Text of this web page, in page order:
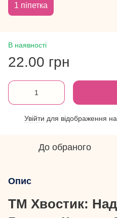
1 піпетка
В наявності
22.00 грн
Увійти для відображення
До обраного
Опис
ТМ Хвостик: